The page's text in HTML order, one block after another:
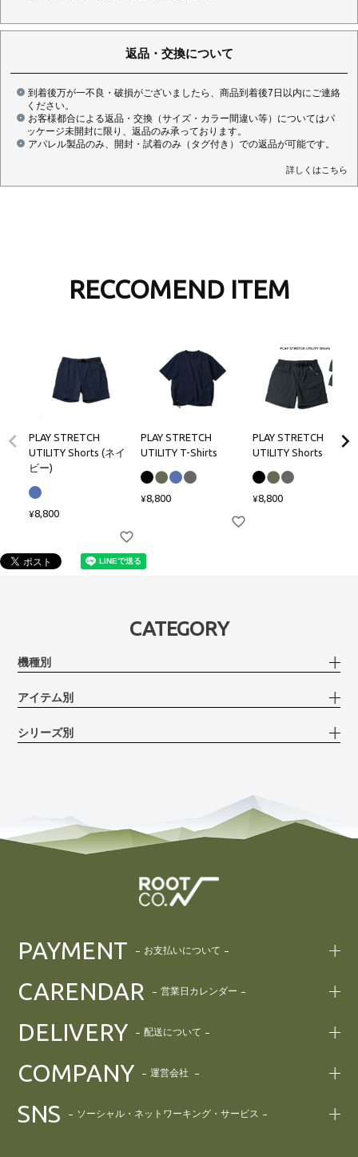
返品・交換について
到着後万が一不良・破損がございましたら、商品到着後7日以内にご連絡
ください。
お客様都合による返品・交換（サイズ・カラー間違い等）についてはパ
ッケージ未開封に限り、返品のみ承っております。
アパレル製品のみ、開封・試着のみ（タグ付き）での返品が可能です。
詳しくはこちら
RECCOMEND ITEM
PLAY STRETCH
UTILITY Shorts (ネイ
ビー)
¥8,800
PLAY STRETCH
UTILITY T-Shirts
¥8,800
PLAY STRETCH
UTILITY Shorts
¥8,800
CATEGORY
機種別
アイテム別
シリーズ別
PAYMENT お支払いについて
CARENDAR 営業日カレンダー
DELIVERY 配送について
COMPANY 運営会社
SNS ソーシャル・ネットワーキング・サービス